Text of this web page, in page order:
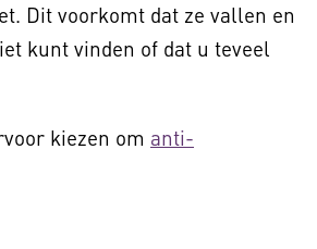
Dit voorkomt dat ze vallen en
kunt vinden of dat u teveel
kiezen om anti-